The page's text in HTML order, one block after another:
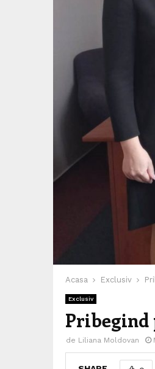
Acasa Exclusiv
Exclusiv
de Liliana Moldovan